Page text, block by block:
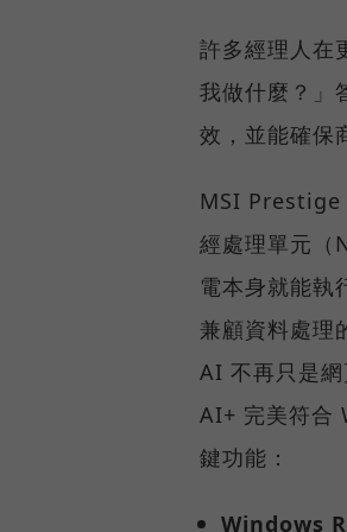
許多經理人在
我做什麼？」
效，並能確保
MSI
經處理單元（
電本身就能執
兼顧資料處理
AI 不再只是
AI+ 完美符合
鍵功能：
Windows